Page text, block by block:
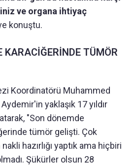
ve organa ihtiyaç
konuştu.
KARACİĞERİNDE TÜMÖR
Koordinatörü Muhammed
yaklaşık 17 yıldır
"Son dönemde
tümör gelişti. Çok
hazırlığı yaptık ama hiçbiri
Şükürler olsun 28